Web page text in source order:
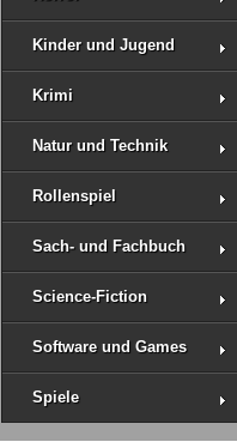
Kinder und Jugend
Krimi
Natur und Technik
Rollenspiel
Sach- und Fachbuch
Science-Fiction
Software und Games
Spiele